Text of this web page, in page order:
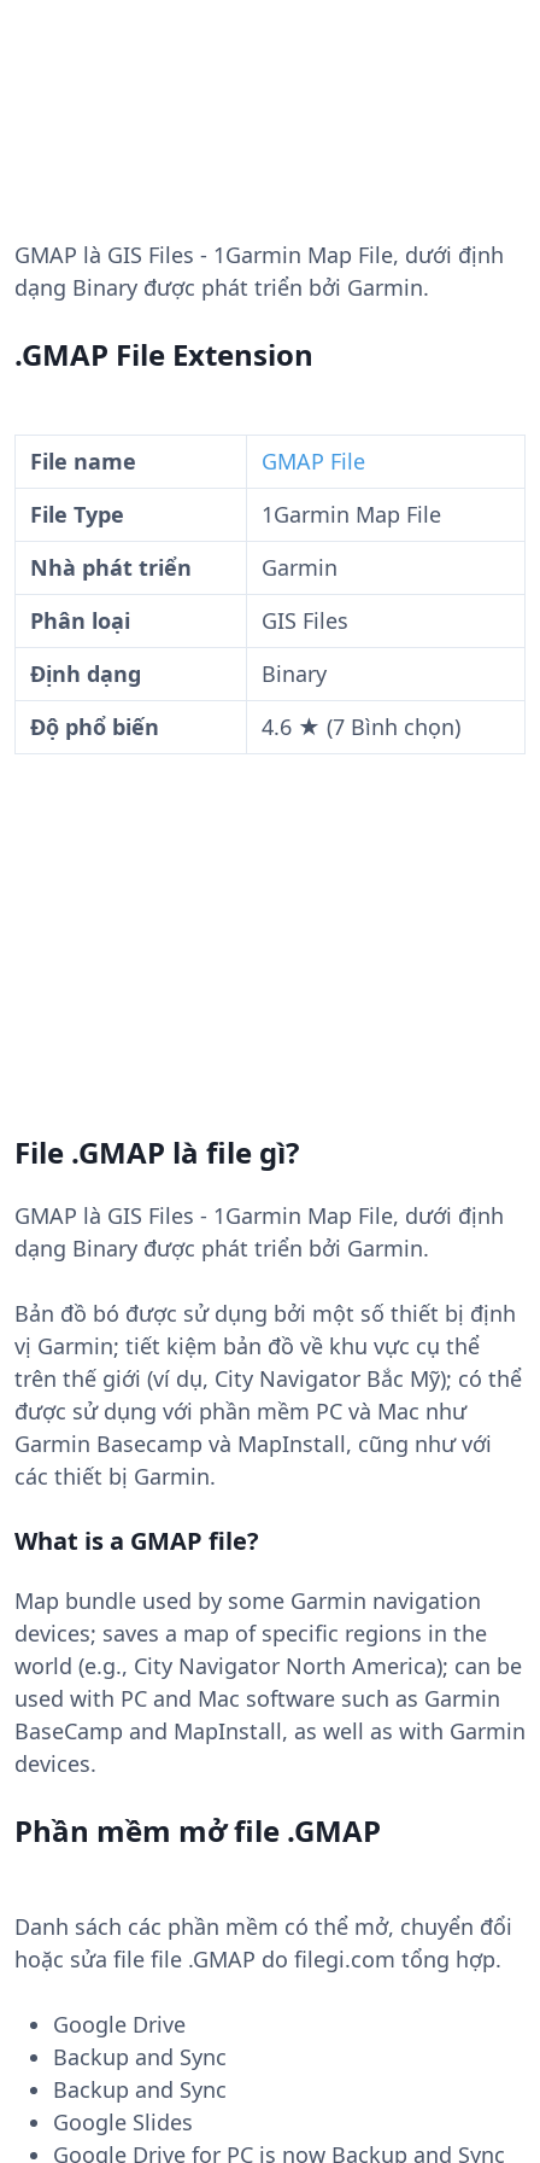
GMAP là GIS Files - 1Garmin Map File, dưới định
dạng Binary được phát triển bởi Garmin.
.GMAP File Extension
File name
GMAP File
File Type
1Garmin Map File
Nhà phát triển
Garmin
Phân loại
GIS Files
Định dạng
Binary
Độ phổ biến
4.6 ★ (7 Bình chọn)
File .GMAP là file gì?
GMAP là GIS Files - 1Garmin Map File, dưới định
dạng Binary được phát triển bởi Garmin.
Bản đồ bó được sử dụng bởi một số thiết bị định
vị Garmin; tiết kiệm bản đồ về khu vực cụ thể
trên thế giới (ví dụ, City Navigator Bắc Mỹ); có thể
được sử dụng với phần mềm PC và Mac như
Garmin Basecamp và MapInstall, cũng như với
các thiết bị Garmin.
What is a GMAP file?
Map bundle used by some Garmin navigation
devices; saves a map of specific regions in the
world (e.g., City Navigator North America); can be
used with PC and Mac software such as Garmin
BaseCamp and MapInstall, as well as with Garmin
devices.
Phần mềm mở file .GMAP
Danh sách các phần mềm có thể mở, chuyển đổi
hoặc sửa file file .GMAP do filegi.com tổng hợp.
Google Drive
Backup and Sync
Backup and Sync
Google Slides
Google Drive for PC is now Backup and Sync